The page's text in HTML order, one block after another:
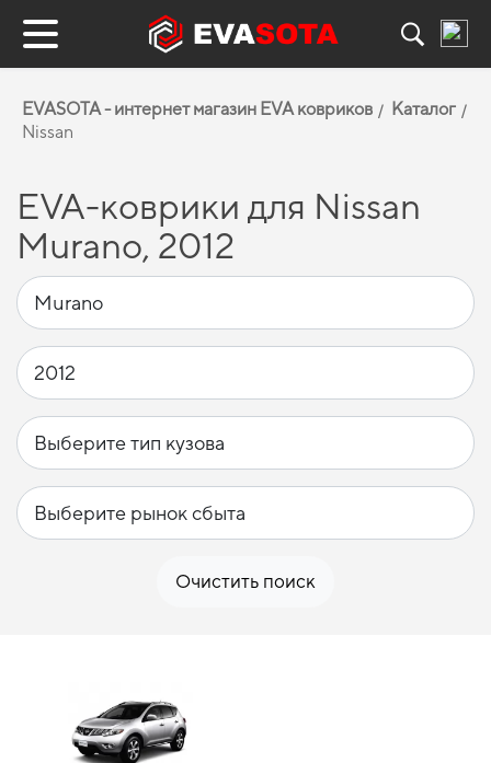
EVASOTA - интернет магазин EVA ковриков
Каталог
Nissan
EVA-коврики для Nissan
Murano, 2012
Очистить поиск